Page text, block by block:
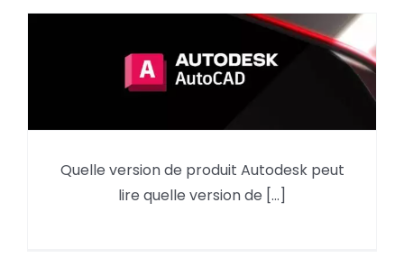
Quelle version d’AutoCAD pour
quelle version de format DWG ?
Quelle version de produit Autodesk peut
lire quelle version de [...]